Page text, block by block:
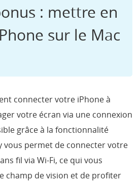
: mettre en
sur le Mac
connecter votre iPhone à
votre écran via une connexion
grâce à la fonctionnalité
vous permet de connecter votre
fil via Wi-Fi, ce qui vous
champ de vision et de profiter